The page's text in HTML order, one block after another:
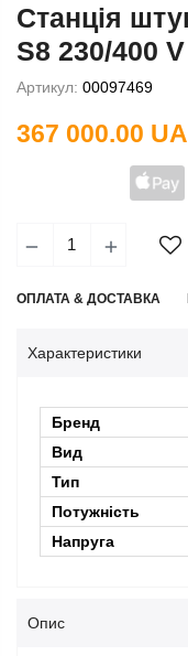
Станція
S8 230/400
Артикул: 00097469
367 000.00
ОПЛАТА & ДОСТАВКА
Характеристики
Бренд
Вид
Тип
Потужність
Напруга
Опис